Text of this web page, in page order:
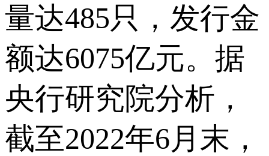
量达485只，发行金
额达6075亿元。据
央行研究院分析，
截至2022年6月末，